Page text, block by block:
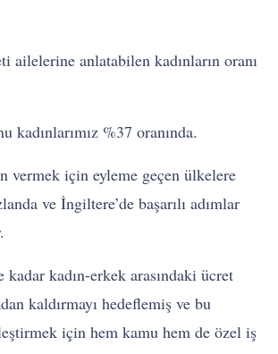
ailelerine anlatabilen kadınların oranı
kadınlarımız %37 oranında.
vermek için eyleme geçen ülkelere
ve İngiltere’de başarılı adımlar
kadar kadın-erkek arasındaki ücret
kaldırmayı hedeflemiş ve bu
için hem kamu hem de özel iş